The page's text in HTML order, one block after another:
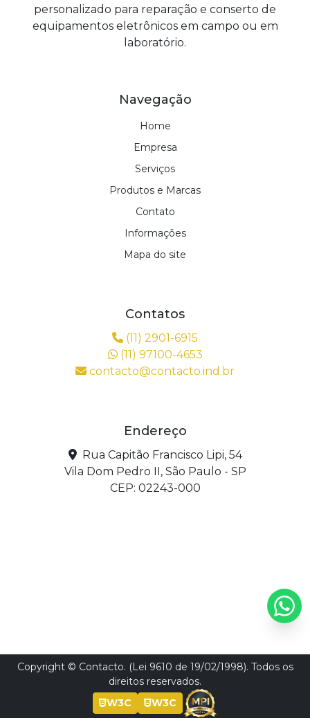
personalizado para reparação e conserto de
equipamentos eletrônicos em campo ou em
laboratório.
Navegação
Home
Empresa
Serviços
Produtos e Marcas
Contato
Informações
Mapa do site
Contatos
(11) 2901-6915
(11) 97100-4653
contacto@contacto.ind.br
Endereço
Rua Capitão Francisco Lipi, 54
Vila Dom Pedro II, São Paulo - SP
CEP: 02243-000
Copyright © Contacto. (Lei 9610 de 19/02/1998). Todos os
direitos reservados.
W3C
W3C